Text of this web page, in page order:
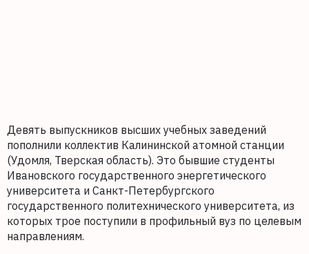
Девять выпускников высших учебных заведений
пополнили коллектив Калининской атомной станции
(Удомля, Тверская область). Это бывшие студенты
Ивановского государственного энергетического
университета и Санкт-Петербургского
государственного политехнического университета, из
которых трое поступили в профильный вуз по целевым
направлениям.